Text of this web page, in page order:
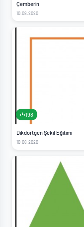
Çemberin
10.08.2020
198
Dikdörtgen Şekil Eğitimi
10.08.2020